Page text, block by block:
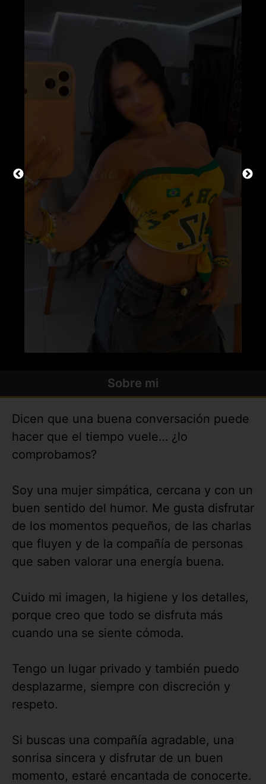
Sobre mi
Dicen que una buena conversación puede
hacer que el tiempo vuele… ¿lo
comprobamos?
Soy una mujer simpática, cercana y con un
buen sentido del humor. Me gusta disfrutar
de los momentos pequeños, de las charlas
que fluyen y de la compañía de personas
que saben valorar una energía buena.
Cuido mi imagen, la higiene y los detalles,
porque creo que todo se disfruta más
cuando una se siente cómoda.
Tengo un lugar privado y también puedo
desplazarme, siempre con discreción y
respeto.
Si buscas una compañía agradable, una
sonrisa sincera y disfrutar de un buen
momento, estaré encantada de conocerte.